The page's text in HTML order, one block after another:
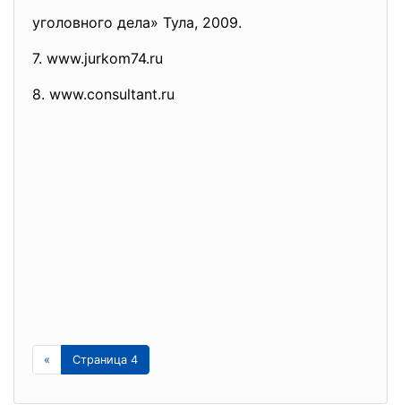
уголовного дела» Тула, 2009.
7. www.jurkom74.ru
8. www.consultant.ru
« Страница 4